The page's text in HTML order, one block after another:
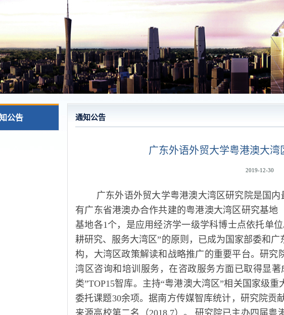
公告 通知公告
广东外语外贸大学粤港澳大
2019-12-30
广东外语外贸大学粤港澳大湾区研究院是国
有广东省港澳办合作共建的粤港澳大湾区研究基
基地各1个，是应用经济学一级学科博士点依托单
耕研究、服务大湾区”的原则，已成为国家部委和
构，大湾区政策解读和战略推广的重要平台。研究
湾区咨询和培训服务，在咨政服务方面已取得显
类”TOP15智库。 主持“粤港澳大湾区”相关国家级
委托课题30余项。据南方传媒智库统计，研究院贡
来源高校第二名（2018.7）。
研究院已主办四届粤